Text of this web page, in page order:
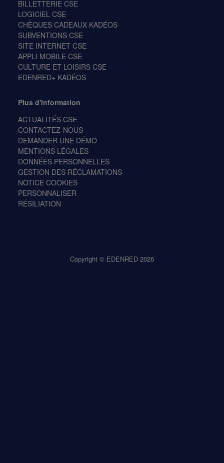
BILLETTERIE CSE
LOGICIEL CSE
CHÈQUES CADEAUX KADÉOS
SUBVENTIONS CSE
SITE INTERNET CSE
APPLI MOBILE CSE
CULTURE ET LOISIRS CSE
EDENRED+ KADÉOS
Plus d'information
ACTUALITÉS CSE
CONTACTEZ-NOUS
DEMANDER UNE DÉMO
MENTIONS LÉGALES
DONNÉES PERSONNELLES
GESTION DES RÉCLAMATIONS
NOTICE COOKIES
PERSONNALISER
RÉSILIATION
Copyright © EDENRED 2026